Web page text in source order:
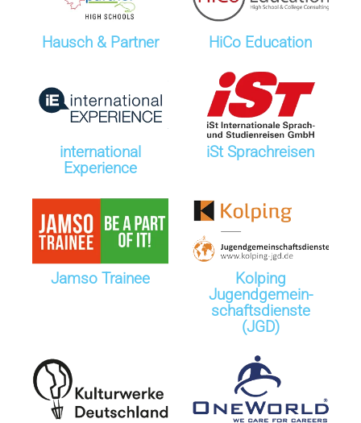
Hausch & Partner HiCo Education
international
Experience
iSt Sprachreisen
Jamso Trainee
Kolping
Jugendgemein­­­
schaftsdienste
(JGD)